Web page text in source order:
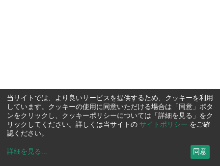
当サイトでは、より良いサービスを提供するため、クッキーを利用
しています。クッキーの使用に同意いただける場合は「同意」ボタ
ンをクリックし、クッキーポリシーについては「詳細を見る」をク
リックしてください。詳しくは当サイトの サイトポリシー をご確
認ください。
詳細を見る ... 同意